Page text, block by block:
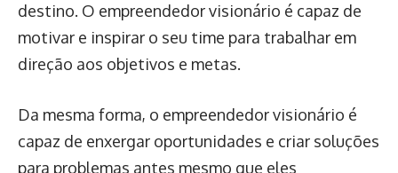
destino. O empreendedor visionário é capaz de
motivar e inspirar o seu time para trabalhar em
direção aos objetivos e metas.
Da mesma forma, o empreendedor visionário é
capaz de enxergar oportunidades e criar soluções
para problemas antes mesmo que eles